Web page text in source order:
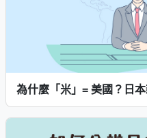
為什麼「米」= 美國？日